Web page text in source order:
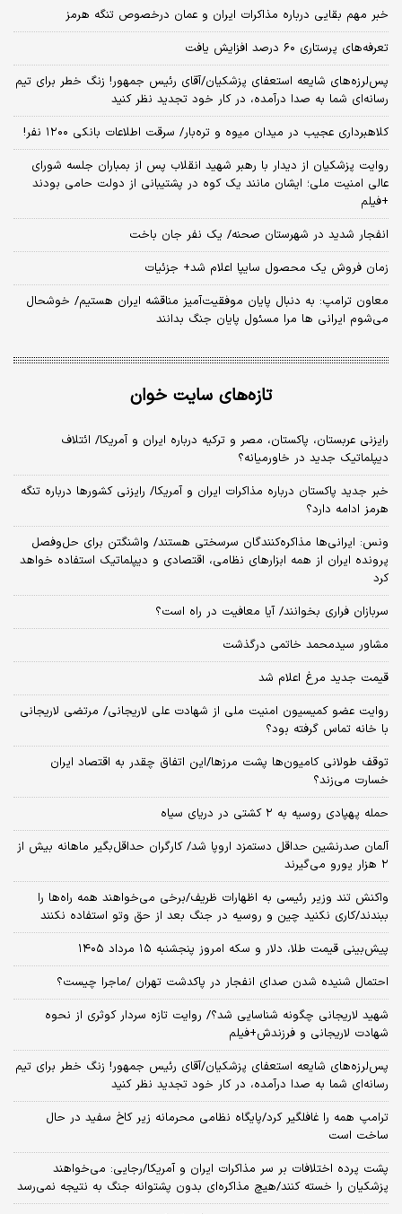
خبر مهم بقایی درباره مذاکرات ایران و عمان درخصوص تنگه هرمز
تعرفه‌های پرستاری ۶۰ درصد افزایش یافت
پس‌لرزه‌های شایعه استعفای پزشکیان/آقای رئیس جمهور! زنگ خطر برای تیم
رسانه‌ای شما به صدا درآمده، در کار خود تجدید نظر کنید
کلاهبرداری عجیب در میدان میوه و تره‌بار/ سرقت اطلاعات بانکی ۱۲۰۰ نفر!
روایت پزشکیان از دیدار با رهبر شهید انقلاب پس از بمباران جلسه شورای
عالی امنیت ملی؛ ایشان مانند یک کوه در پشتیبانی از دولت حامی بودند
+فیلم
انفجار شدید در شهرستان صحنه/ یک نفر جان باخت
زمان فروش یک محصول سایپا اعلام شد+ جزئیات
معاون ترامپ: به دنبال پایان موفقیت‌آمیز مناقشه ایران هستیم/ خوشحال
می‌شوم ایرانی ها مرا مسئول پایان جنگ بدانند
تازه‌های سایت خوان
رایزنی عربستان، پاکستان، مصر و ترکیه درباره ایران و آمریکا/ ائتلاف
دیپلماتیک جدید در خاورمیانه؟
خبر جدید پاکستان درباره مذاکرات ایران و آمریکا/ رایزنی کشورها درباره تنگه
هرمز ادامه دارد؟
ونس: ایرانی‌ها مذاکره‌کنندگان سرسختی هستند/ واشنگتن برای حل‌وفصل
پرونده ایران از همه ابزارهای نظامی، اقتصادی و دیپلماتیک استفاده خواهد
کرد
سربازان فراری بخوانند/ آیا معافیت در راه است؟
مشاور سیدمحمد خاتمی درگذشت
قیمت جدید مرغ اعلام شد
روایت عضو کمیسیون امنیت ملی از شهادت علی لاریجانی/ مرتضی لاریجانی
با خانه تماس گرفته بود؟
توقف طولانی کامیون‌ها پشت مرزها/این اتفاق چقدر به اقتصاد ایران
خسارت می‌زند؟
حمله پهپادی روسیه به ۲ کشتی در دریای سیاه
آلمان صدرنشین حداقل دستمزد اروپا شد/ کارگران حداقل‌بگیر ماهانه بیش از
۲ هزار یورو می‌گیرند
واکنش تند وزیر رئیسی به اظهارات ظریف/برخی می‌خواهند همه راه‌ها را
ببندند/کاری نکنید چین و روسیه در جنگ بعد از حق وتو استفاده نکنند
پیش‌بینی قیمت طلا، دلار و سکه امروز پنجشنبه ۱۵ مرداد ۱۴۰۵
احتمال شنیده شدن صدای انفجار در پاکدشت تهران /ماجرا چیست؟
شهید لاریجانی چگونه شناسایی شد؟/ روایت تازه سردار کوثری از نحوه
شهادت لاریجانی و فرزندش+فیلم
پس‌لرزه‌های شایعه استعفای پزشکیان/آقای رئیس جمهور! زنگ خطر برای تیم
رسانه‌ای شما به صدا درآمده، در کار خود تجدید نظر کنید
ترامپ همه را غافلگیر کرد/پایگاه نظامی محرمانه زیر کاخ سفید در حال
ساخت است
پشت پرده اختلافات بر سر مذاکرات ایران و آمریکا/رجایی: می‌خواهند
پزشکیان را خسته کنند/هیچ مذاکره‌ای بدون پشتوانه جنگ به نتیجه نمی‌رسد